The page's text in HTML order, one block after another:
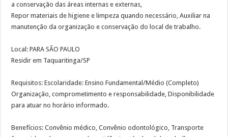
a conservação das áreas internas e externas,
Repor materiais de higiene e limpeza quando necessário, Auxiliar na
manutenção da organização e conservação do local de trabalho.
Local: PARA SÃO PAULO
Residir em Taquaritinga/SP
Requisitos: Escolaridade: Ensino Fundamental/Médio (Completo)
Organização, comprometimento e responsabilidade, Disponibilidade
para atuar no horário informado.
Benefícios: Convênio médico, Convênio odontológico, Transporte